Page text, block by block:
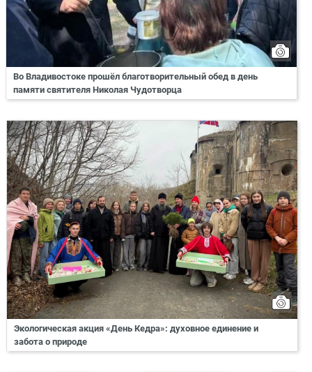
Во Владивостоке прошёл благотворительный обед в день
памяти святителя Николая Чудотворца
Экологическая акция «День Кедра»: духовное единение и
забота о природе